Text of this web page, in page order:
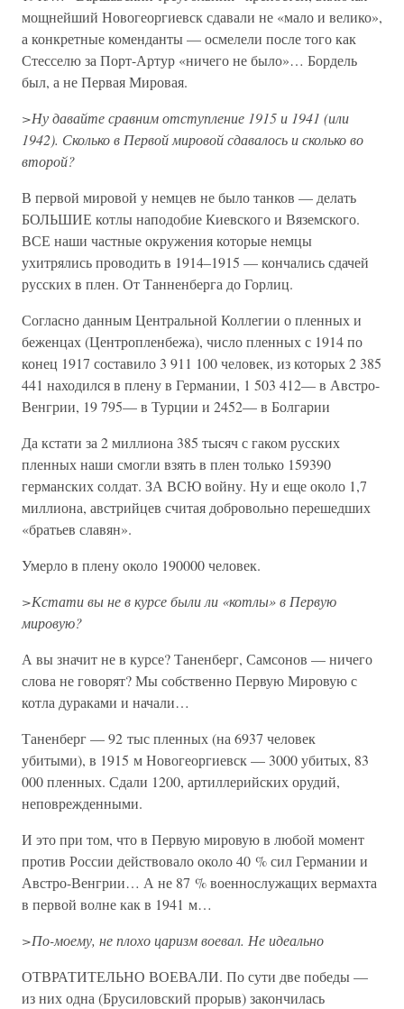
мощнейший Новогеоргиевск сдавали не «мало и велико»,
а конкретные коменданты — осмелели после того как
Стесселю за Порт-Артур «ничего не было»… Бордель
был, а не Первая Мировая.
>Ну давайте сравним отступление 1915 и 1941 (или
1942). Сколько в Первой мировой сдавалось и сколько во
второй?
В первой мировой у немцев не было танков — делать
БОЛЬШИЕ котлы наподобие Киевского и Вяземского.
ВСЕ наши частные окружения которые немцы
ухитрялись проводить в 1914–1915 — кончались сдачей
русских в плен. От Танненберга до Горлиц.
Согласно данным Центральной Коллегии о пленных и
беженцах (Центропленбежа), число пленных с 1914 по
конец 1917 составило 3 911 100 человек, из которых 2 385
441 находился в плену в Германии, 1 503 412— в Австро-
Венгрии, 19 795— в Турции и 2452— в Болгарии
Да кстати за 2 миллиона 385 тысяч с гаком русских
пленных наши смогли взять в плен только 159390
германских солдат. ЗА ВСЮ войну. Ну и еще около 1,7
миллиона, австрийцев считая добровольно перешедших
«братьев славян».
Умерло в плену около 190000 человек.
>Кстати вы не в курсе были ли «котлы» в Первую
мировую?
А вы значит не в курсе? Таненберг, Самсонов — ничего
слова не говорят? Мы собственно Первую Мировую с
котла дураками и начали…
Таненберг — 92 тыс пленных (на 6937 человек
убитыми), в 1915 м Новогеоргиевск — 3000 убитых, 83
000 пленных. Сдали 1200, артиллерийских орудий,
неповрежденными.
И это при том, что в Первую мировую в любой момент
против России действовало около 40 % сил Германии и
Австро-Венгрии… А не 87 % военнослужащих вермахта
в первой волне как в 1941 м…
>По-моему, не плохо царизм воевал. Не идеально
ОТВРАТИТЕЛЬНО ВОЕВАЛИ. По сути две победы —
из них одна (Брусиловский прорыв) закончилась